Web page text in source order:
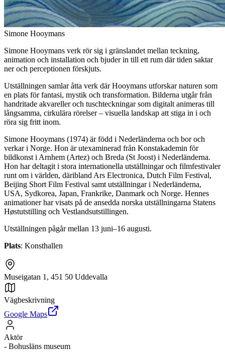
Simone Hooymans
Simone Hooymans verk rör sig i gränslandet mellan teckning,
animation och installation och bjuder in till ett rum där tiden saktar
ner och perceptionen förskjuts.
Utställningen samlar åtta verk där Hooymans utforskar naturen som
en plats för fantasi, mystik och transformation. Bilderna utgår från
handritade akvareller och tuschteckningar som digitalt animeras till
långsamma, cirkulära rörelser – visuella landskap att stiga in i och
röra sig fritt inom.
Simone Hooymans (1974) är född i Nederländerna och bor och
verkar i Norge. Hon är utexaminerad från Konstakademin för
bildkonst i Arnhem (Artez) och Breda (St Joost) i Nederländerna.
Hon har deltagit i stora internationella utställningar och filmfestivaler
runt om i världen, däribland Ars Electronica, Dutch Film Festival,
Beijing Short Film Festival samt utställningar i Nederländerna,
USA, Sydkorea, Japan, Frankrike, Danmark och Norge. Hennes
animationer har visats på de ansedda norska utställningarna Statens
Høstutstilling och Vestlandsutstillingen.
Utställningen pågår mellan 13 juni–16 augusti.
Plats: Konsthallen
Museigatan 1, 451 50 Uddevalla
Vägbeskrivning
Google Maps
Aktör
- Bohusläns museum